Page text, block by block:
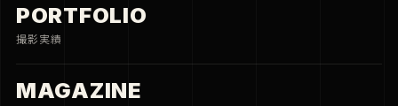
PORTFOLIO
撮影実績
MAGAZINE